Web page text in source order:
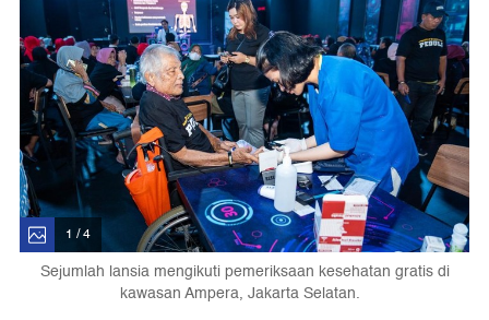
1 / 4
Sejumlah lansia mengikuti pemeriksaan kesehatan gratis di
kawasan Ampera, Jakarta Selatan.